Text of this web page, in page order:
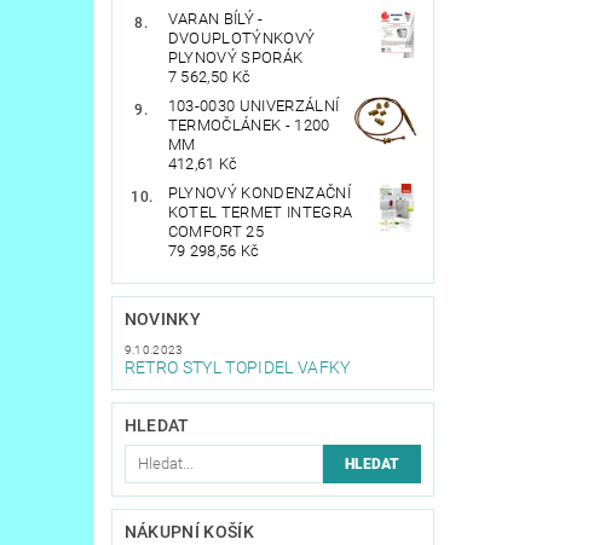
VARAN BÍLÝ -
DVOUPLOTÝNKOVÝ
PLYNOVÝ SPORÁK
7 562,50 Kč
103-0030 UNIVERZÁLNÍ
TERMOČLÁNEK - 1200
MM
412,61 Kč
PLYNOVÝ KONDENZAČNÍ
KOTEL TERMET INTEGRA
COMFORT 25
79 298,56 Kč
NOVINKY
9.10.2023
RETRO STYL TOPIDEL VAFKY
HLEDAT
NÁKUPNÍ KOŠÍK